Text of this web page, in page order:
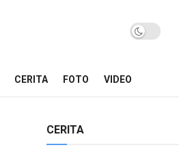
CERITA FOTO VIDEO
CERITA